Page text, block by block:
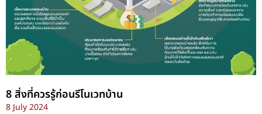
8 สิ่งที่ควรรู้ก่อนรีโนเวทบ้าน
8 July 2024